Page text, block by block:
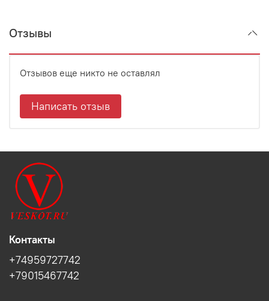
Отзывы
Отзывов еще никто не оставлял
Написать отзыв
Контакты
+74959727742
+79015467742